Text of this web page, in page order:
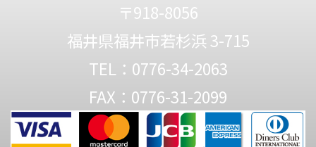
〒918-8056
福井県福井市若杉浜 3-715
TEL：0776-34-2063
FAX：0776-31-2099